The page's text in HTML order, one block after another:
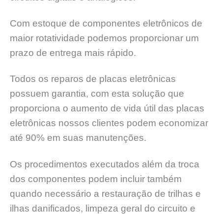
Com estoque de componentes eletrônicos de
maior rotatividade podemos proporcionar um
prazo de entrega mais rápido.
Todos os reparos de placas eletrônicas
possuem garantia, com esta solução que
proporciona o aumento de vida útil das placas
eletrônicas nossos clientes podem economizar
até 90% em suas manutenções.
Os procedimentos executados além da troca
dos componentes podem incluir também
quando necessário a restauração de trilhas e
ilhas danificados, limpeza geral do circuito e